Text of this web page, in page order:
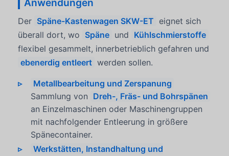
Anwendungen
Der Späne-Kastenwagen SKW-ET eignet sich
überall dort, wo Späne und Kühlschmierstoffe
flexibel gesammelt, innerbetrieblich gefahren und
ebenerdig entleert werden sollen.
Metallbearbeitung und Zerspanung
Sammlung von Dreh-, Fräs- und Bohrspänen
an Einzelmaschinen oder Maschinengruppen
mit nachfolgender Entleerung in größere
Spänecontainer.
Werkstätten, Instandhaltung und